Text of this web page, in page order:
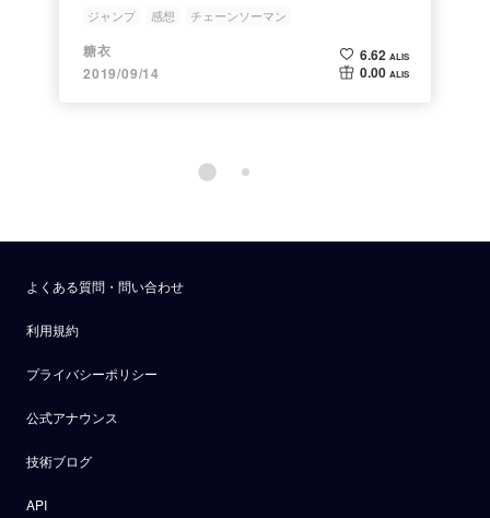
ジャンプ 感想 チェーンソーマン
糖衣
2019/09/14
6.62 ALIS
0.00 ALIS
よくある質問・問い合わせ
利用規約
プライバシーポリシー
公式アナウンス
技術ブログ
API